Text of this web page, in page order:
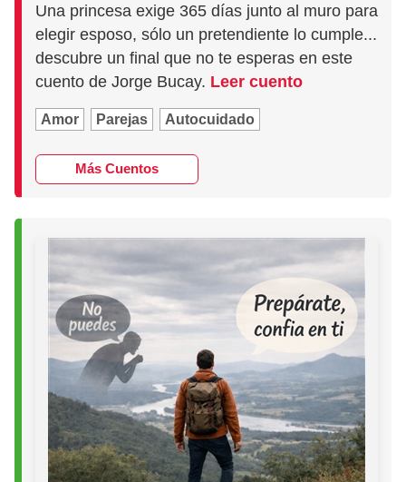
Una princesa exige 365 días junto al muro para
elegir esposo, sólo un pretendiente lo cumple...
descubre un final que no te esperas en este
cuento de Jorge Bucay. Leer cuento
Amor Parejas Autocuidado
Más Cuentos